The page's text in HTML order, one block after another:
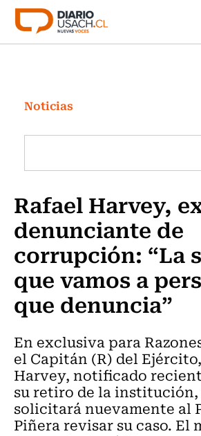
Click acá para ir directamente al
Investigación
Cultura
Programas Radio y TV Usach
Noticias
Rafael Harvey,
denunciante de
corrupción: “La
que vamos a
que denuncia”
En exclusiva para
el Capitán (R) del
Harvey, notificado
su retiro de la institución,
solicitará nuevamente al
Piñera revisar su caso. El